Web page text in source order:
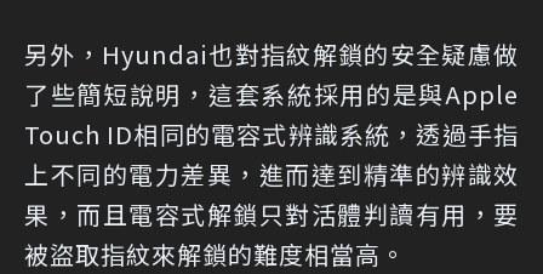
另外，Hyundai也對指紋解鎖的安全疑慮做
了些簡短說明，這套系統採用的是與Apple
Touch ID相同的電容式辨識系統，透過手指
上不同的電力差異，進而達到精準的辨識效
果，而且電容式解鎖只對活體判讀有用，要
被盜取指紋來解鎖的難度相當高。